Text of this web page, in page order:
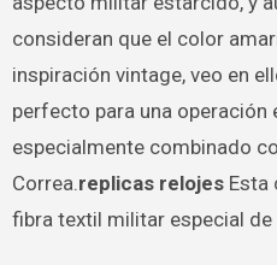
consideran que el color
inspiración vintage, veo en
perfecto para una operación
especialmente combinado
Correa.replicas relojesEsta
fibra textil militar especial